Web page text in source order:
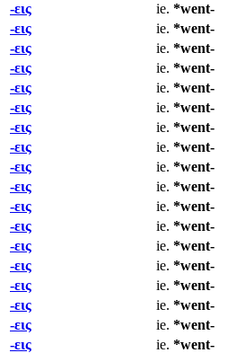
-εις
ie. *went-
-εις
ie. *went-
-εις
ie. *went-
-εις
ie. *went-
-εις
ie. *went-
-εις
ie. *went-
-εις
ie. *went-
-εις
ie. *went-
-εις
ie. *went-
-εις
ie. *went-
-εις
ie. *went-
-εις
ie. *went-
-εις
ie. *went-
-εις
ie. *went-
-εις
ie. *went-
-εις
ie. *went-
-εις
ie. *went-
-εις
ie. *went-